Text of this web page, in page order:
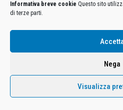
Informativa breve cookie Questo sito
di terze parti.
Nega
Visualizza
Euro 12.500.000 i.v. - C.F. e Iscr. Reg. Imp. Monza e
P.IVA. 11005760159 - Direzione e coordinamento